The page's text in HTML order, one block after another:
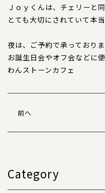
お直し
CORDINATE
コーディネート一覧
CONTENTS
サイズについて
Ｊｏｙくんは、チェリーと
とても大切にされていて本
夜は、ご予約で承っておりま
お誕生日会やオフ会などに
わんストーンカフェ
前へ
Category